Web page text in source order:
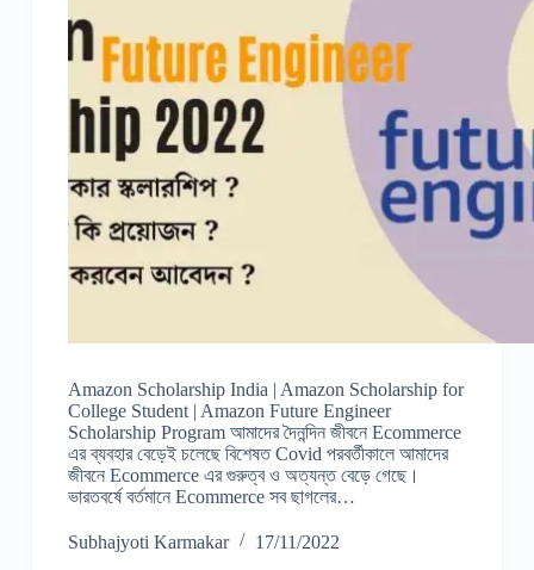
Amazon Scholarship India | Amazon Scholarship for
College Student | Amazon Future Engineer
Scholarship Program আমাদের দৈনন্দিন জীবনে Ecommerce
এর ব্যবহার বেড়েই চলেছে বিশেষত Covid পরবর্তীকালে আমাদের
জীবনে Ecommerce এর গুরুত্ব ও অত্যন্ত বেড়ে গেছে।
ভারতবর্ষে বর্তমানে Ecommerce সব ছাগলের…
Subhajyoti Karmakar 17/11/2022